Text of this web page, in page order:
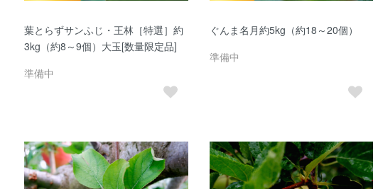
葉とらずサンふじ・王林［特選］約
3kg（約8～9個）大玉[数量限定品]
準備中
ぐんま名月約5kg（約18～20個）
準備中